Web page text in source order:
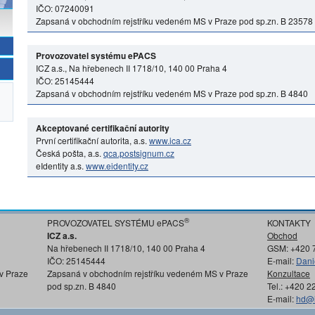
IČO: 07240091
Zapsaná v obchodním rejstříku vedeném MS v Praze pod sp.zn. B 23578
Provozovatel systému ePACS
ICZ a.s., Na hřebenech II 1718/10, 140 00 Praha 4
IČO: 25145444
Zapsaná v obchodním rejstříku vedeném MS v Praze pod sp.zn. B 4840
Akceptované certifikační autority
První certifikační autorita, a.s. www.ica.cz
Česká pošta, a.s. qca.postsignum.cz
eIdentity a.s. www.eidentity.cz
Praze
PROVOZOVATEL SYSTÉMU ePACS®
ICZ a.s.
Na hřebenech II 1718/10, 140 00 Praha 4
IČO: 25145444
Zapsaná v obchodním rejstříku vedeném MS v Praze
pod sp.zn. B 4840
KONTAKTY
Obchod
GSM: +420
E-mail:
Konzultace
Tel.: +420
E-mail: